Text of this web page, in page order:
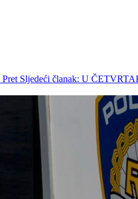
Pret Sljedeći članak: U